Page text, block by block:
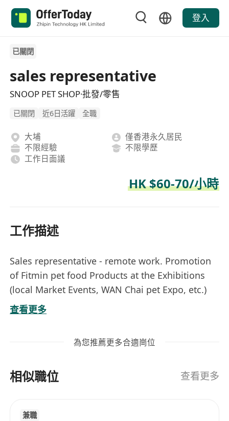
登入
已關閉
sales representative
SNOOP PET SHOP·批發/零售
已關閉 近6日活躍 全職
大埔
僅香港永久居民
不限經驗
不限學歷
工作日面議
HK $60-70/小時
工作描述
Sales representative - remote work. Promotion
of Fitmin pet food Products at the Exhibitions
(local Market Events, WAN Chai pet Expo, etc.)
Flexible dates and working hours.
Need Promoter for Tai Po area dates:28-30.05
查看更多
為您推薦更多合適崗位
相似職位 查看更多
兼職